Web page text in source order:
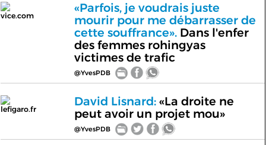
vice.com
«Parfois, je voudrais juste
mourir pour me débarrasser de
cette souffrance».Dans l'enfer
des femmes rohingyas
victimes de trafic
@YvesPDB
lefigaro.fr
David Lisnard:«La droite ne
peut avoir un projet mou»
@YvesPDB